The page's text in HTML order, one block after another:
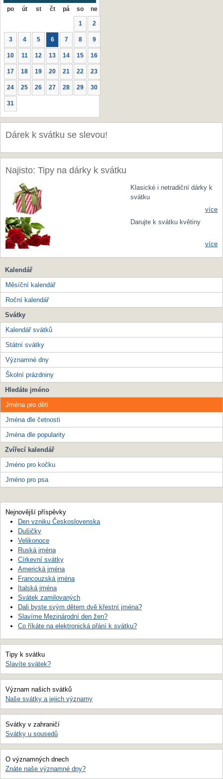
po út st čt pá so ne
1 2
3 4 5 6 7 8 9
10 11 12 13 14 15 16
17 18 19 20 21 22 23
24 25 26 27 28 29 30
31
Dárek k svátku se slevou!
Najisto: Tipy na dárky k svátku
Klasické i netradiční dárky k
svátku
více
Darujte k svátku květiny
více
Kalendář
Měsíční kalendář
Roční kalendář
Svátky
Kalendář svátků
Státní svátky
Významné dny
Školní prázdniny
Hledáte jméno
Jména pro děti
Jména dle četnosti
Jména dle popularity
Zvířecí kalendář
Jméno pro kočku
Jméno pro psa
Nejnovější příspěvky
Den vzniku Československa
Dušičky
Velikonoce
Ruská jména
Církevní svátky
Americká jména
Francouzská jména
Italská jména
Svátek zamilovaných
Dali byste svým dětem dvě křestní jména?
Slavíme Mezinárodní den žen?
Co říkáte na elektronická přání k svátku?
Tipy k svátku
Slavíte svátek?
Význam našich svátků
Naše svátky a jejich významy
Svátky v zahraničí
Svátky u sousedů
O významných dnech
Znáte naše významné dny?